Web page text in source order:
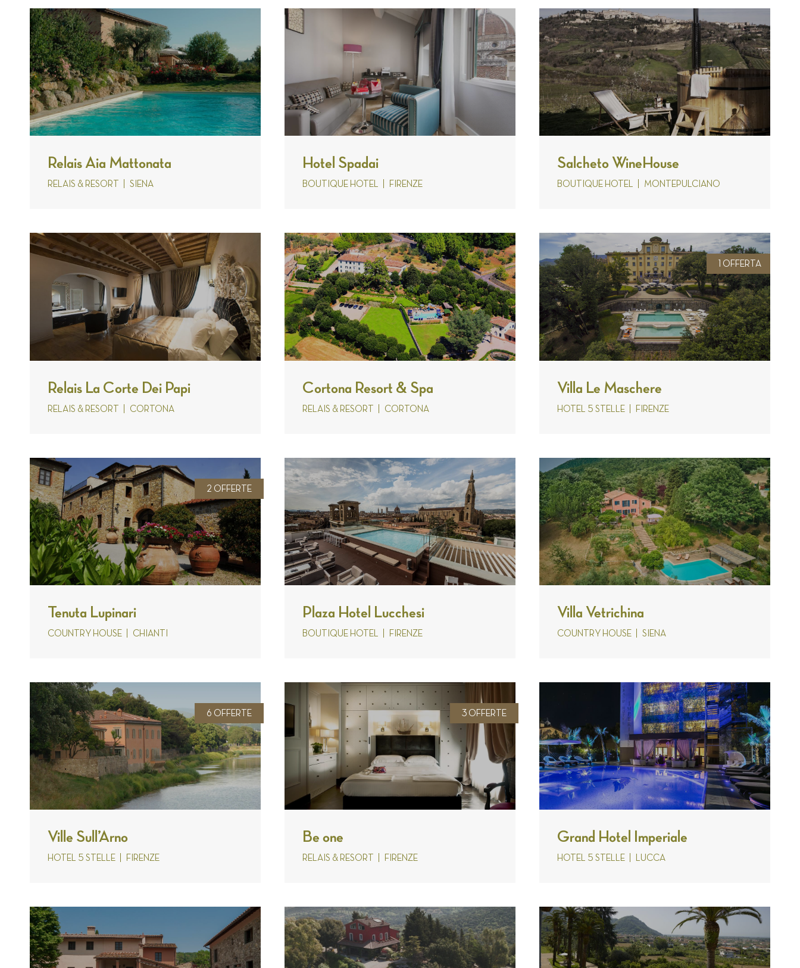
Relais Aia Mattonata
RELAIS & RESORT SIENA
Hotel Spadai
BOUTIQUE HOTEL FIRENZE
Salcheto WineHouse
BOUTIQUE HOTEL MONTEPULCIANO
Relais La Corte Dei Papi
RELAIS & RESORT CORTONA
Cortona Resort & Spa
RELAIS & RESORT CORTONA
1 OFFERTA
Villa Le Maschere
HOTEL 5 STELLE FIRENZE
2 OFFERTE
Tenuta Lupinari
COUNTRY HOUSE CHIANTI
Plaza Hotel Lucchesi
BOUTIQUE HOTEL FIRENZE
Villa Vetrichina
COUNTRY HOUSE SIENA
6 OFFERTE
Ville Sull’Arno
HOTEL 5 STELLE FIRENZE
3 OFFERTE
Be one
RELAIS & RESORT FIRENZE
Grand Hotel Imperiale
HOTEL 5 STELLE LUCCA